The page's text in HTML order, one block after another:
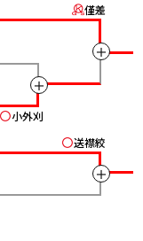
小外刈
＋
僅差
＋
送襟絞
＋